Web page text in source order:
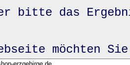
bitte das
möchten